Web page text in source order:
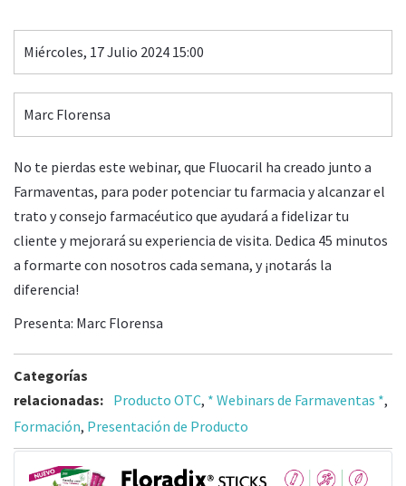
Miércoles, 17 Julio 2024 15:00
Marc Florensa
No te pierdas este webinar, que Fluocaril ha creado junto a
Farmaventas, para poder potenciar tu farmacia y alcanzar el
trato y consejo farmacéutico que ayudará a fidelizar tu
cliente y mejorará su experiencia de visita. Dedica 45 minutos
a formarte con nosotros cada semana, y ¡notarás la
diferencia!
Presenta: Marc Florensa
Categorías
relacionadas: Producto OTC, * Webinars de Farmaventas *,
Formación, Presentación de Producto